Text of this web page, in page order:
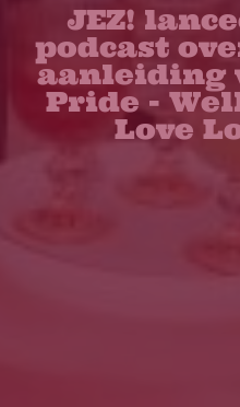
JEZ!
podcast
aanleiding
Pride -
Love